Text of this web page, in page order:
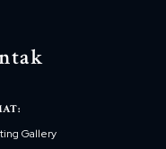
Gallery